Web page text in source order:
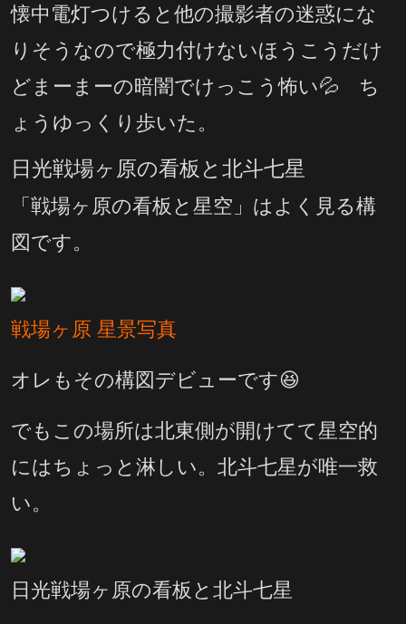
懐中電灯つけると他の撮影者の迷惑にな
りそうなので極力付けないほうこうだけ
どまーまーの暗闇でけっこう怖い💦 ち
ょうゆっくり歩いた。
日光戦場ヶ原の看板と北斗七星
「戦場ヶ原の看板と星空」はよく見る構
図です。
戦場ヶ原 星景写真
オレもその構図デビューです😆
でもこの場所は北東側が開けてて星空的
にはちょっと淋しい。北斗七星が唯一救
い。
日光戦場ヶ原の看板と北斗七星